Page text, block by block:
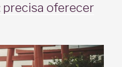
oferecer